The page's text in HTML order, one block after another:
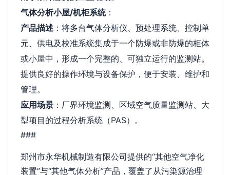
气体分析小屋/机柜系统：
产品描述 ：将多台气体分析仪、预处理系统、控制单
元、供电及校准系统集成于一个防爆或非防爆的柜体
或小屋中，形成一个完整的、可独立运行的监测站。
提供良好的操作环境与设备保护，便于安装、维护和
管理。
应用场景 ：厂界环境监测、区域空气质量监测站、大
型项目的过程分析系统（PAS）。
###
郑州市永华机械制造有限公司提供的“其他空气净化
装置”与“其他气体分析”产品，覆盖了从污染源治理